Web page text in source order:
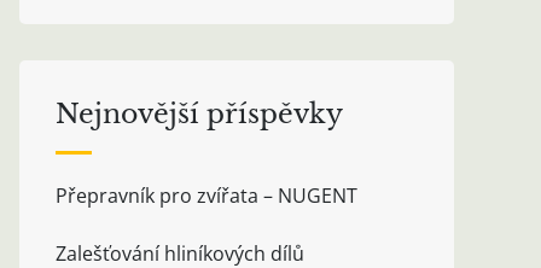
Nejnovější příspěvky
Přepravník pro zvířata – NUGENT
Zalešťování hliníkových dílů